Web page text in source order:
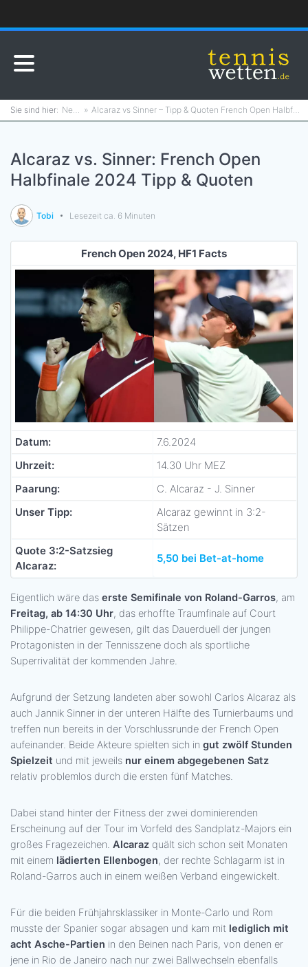
News Alcaraz vs Sinner – Tipp & Quoten French Open Halbfinale 2024
Alcaraz vs. Sinner: French Open
Halbfinale 2024 Tipp & Quoten
Tobi Lesezeit ca. 6 Minuten
French Open 2024, HF1 Facts
Datum:
7.6.2024
Uhrzeit:
14.30 Uhr MEZ
Paarung:
C. Alcaraz - J. Sinner
Unser Tipp:
Alcaraz gewinnt in 3:2-
Sätzen
Quote 3:2-Satzsieg
Alcaraz:
5,50 bei Bet-at-home
Eigentlich wäre das erste Semifinale von Roland-Garros, am
Freitag, ab 14:30 Uhr, das erhoffte Traumfinale auf Court
Philippe-Chatrier gewesen, gilt das Dauerduell der jungen
Protagonisten in der Tennisszene doch als sportliche
Superrivalität der kommenden Jahre.
Aufgrund der Setzung landeten aber sowohl Carlos Alcaraz als
auch Jannik Sinner in der unteren Hälfte des Turnierbaums und
treffen nun bereits in der Vorschlussrunde der French Open
aufeinander. Beide Akteure spielten sich in gut zwölf Stunden
Spielzeit und mit jeweils nur einem abgegebenen Satz
relativ problemlos durch die ersten fünf Matches.
Dabei stand hinter der Fitness der zwei dominierenden
Erscheinung auf der Tour im Vorfeld des Sandplatz-Majors ein
großes Fragezeichen. Alcaraz quält sich schon seit Monaten
mit einem lädierten Ellenbogen, der rechte Schlagarm ist in
Roland-Garros auch in einem weißen Verband eingewickelt.
Für die beiden Frühjahrsklassiker in Monte-Carlo und Rom
musste der Spanier sogar absagen und kam mit lediglich mit
acht Asche-Partien in den Beinen nach Paris, von denen er
jene in Rio de Janeiro nach nur zwei Ballwechseln ebenfalls